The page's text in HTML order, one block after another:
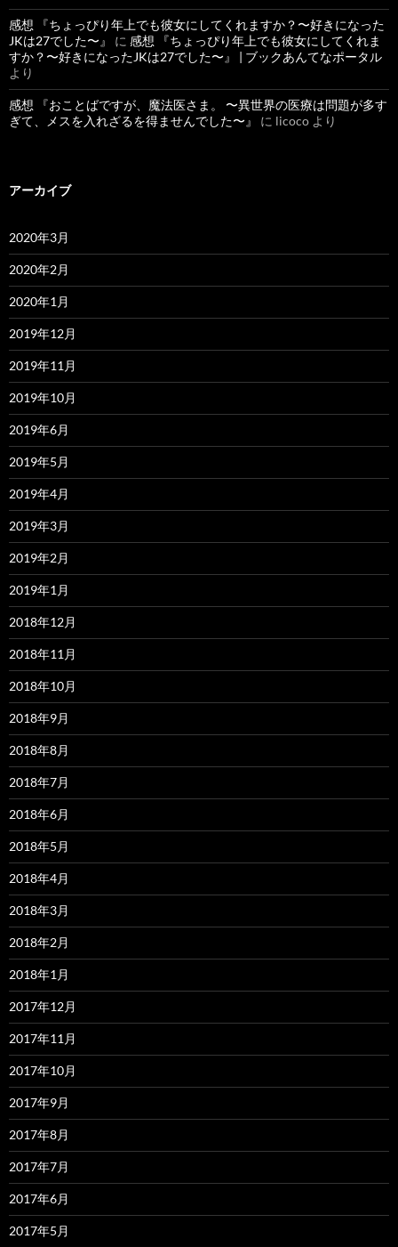
感想 『ちょっぴり年上でも彼女にしてくれますか？〜好きになった
JKは27でした〜』
に 感想 『ちょっぴり年上でも彼女にしてくれま
すか？〜好きになったJKは27でした〜』 | ブックあんてなポータル
より
感想 『おことばですが、魔法医さま。 〜異世界の医療は問題が多す
ぎて、メスを入れざるを得ませんでした〜』
に licoco より
アーカイブ
2020年3月
2020年2月
2020年1月
2019年12月
2019年11月
2019年10月
2019年6月
2019年5月
2019年4月
2019年3月
2019年2月
2019年1月
2018年12月
2018年11月
2018年10月
2018年9月
2018年8月
2018年7月
2018年6月
2018年5月
2018年4月
2018年3月
2018年2月
2018年1月
2017年12月
2017年11月
2017年10月
2017年9月
2017年8月
2017年7月
2017年6月
2017年5月